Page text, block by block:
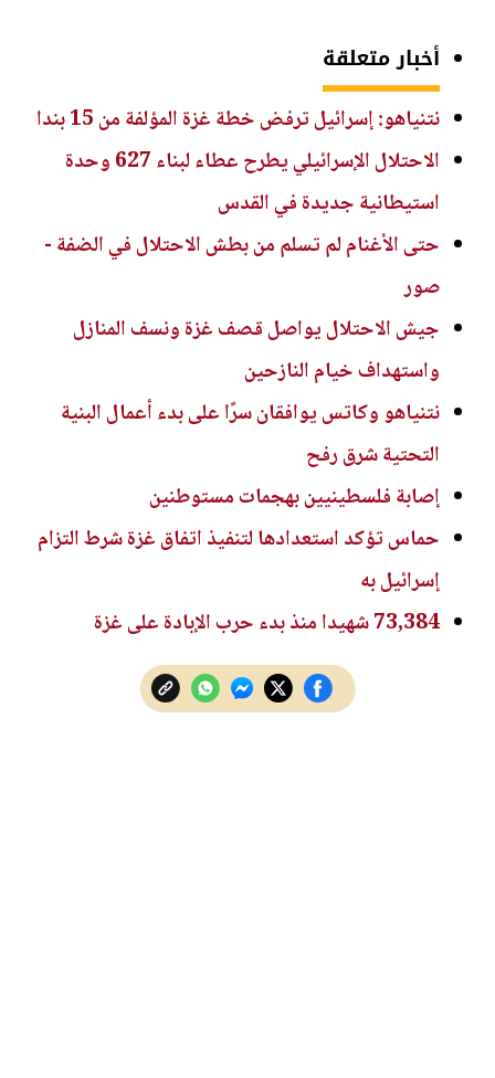
أخبار متعلقة
نتنياهو: إسرائيل ترفض خطة غزة المؤلفة من 15 بندا
الاحتلال الإسرائيلي يطرح عطاء لبناء 627 وحدة
استيطانية جديدة في القدس
حتى الأغنام لم تسلم من بطش الاحتلال في الضفة -
صور
جيش الاحتلال يواصل قصف غزة ونسف المنازل
واستهداف خيام النازحين
نتنياهو وكاتس يوافقان سرًا على بدء أعمال البنية
التحتية شرق رفح
إصابة فلسطينيين بهجمات مستوطنين
حماس تؤكد استعدادها لتنفيذ اتفاق غزة شرط التزام
إسرائيل به
73,384 شهيدا منذ بدء حرب الإبادة على غزة